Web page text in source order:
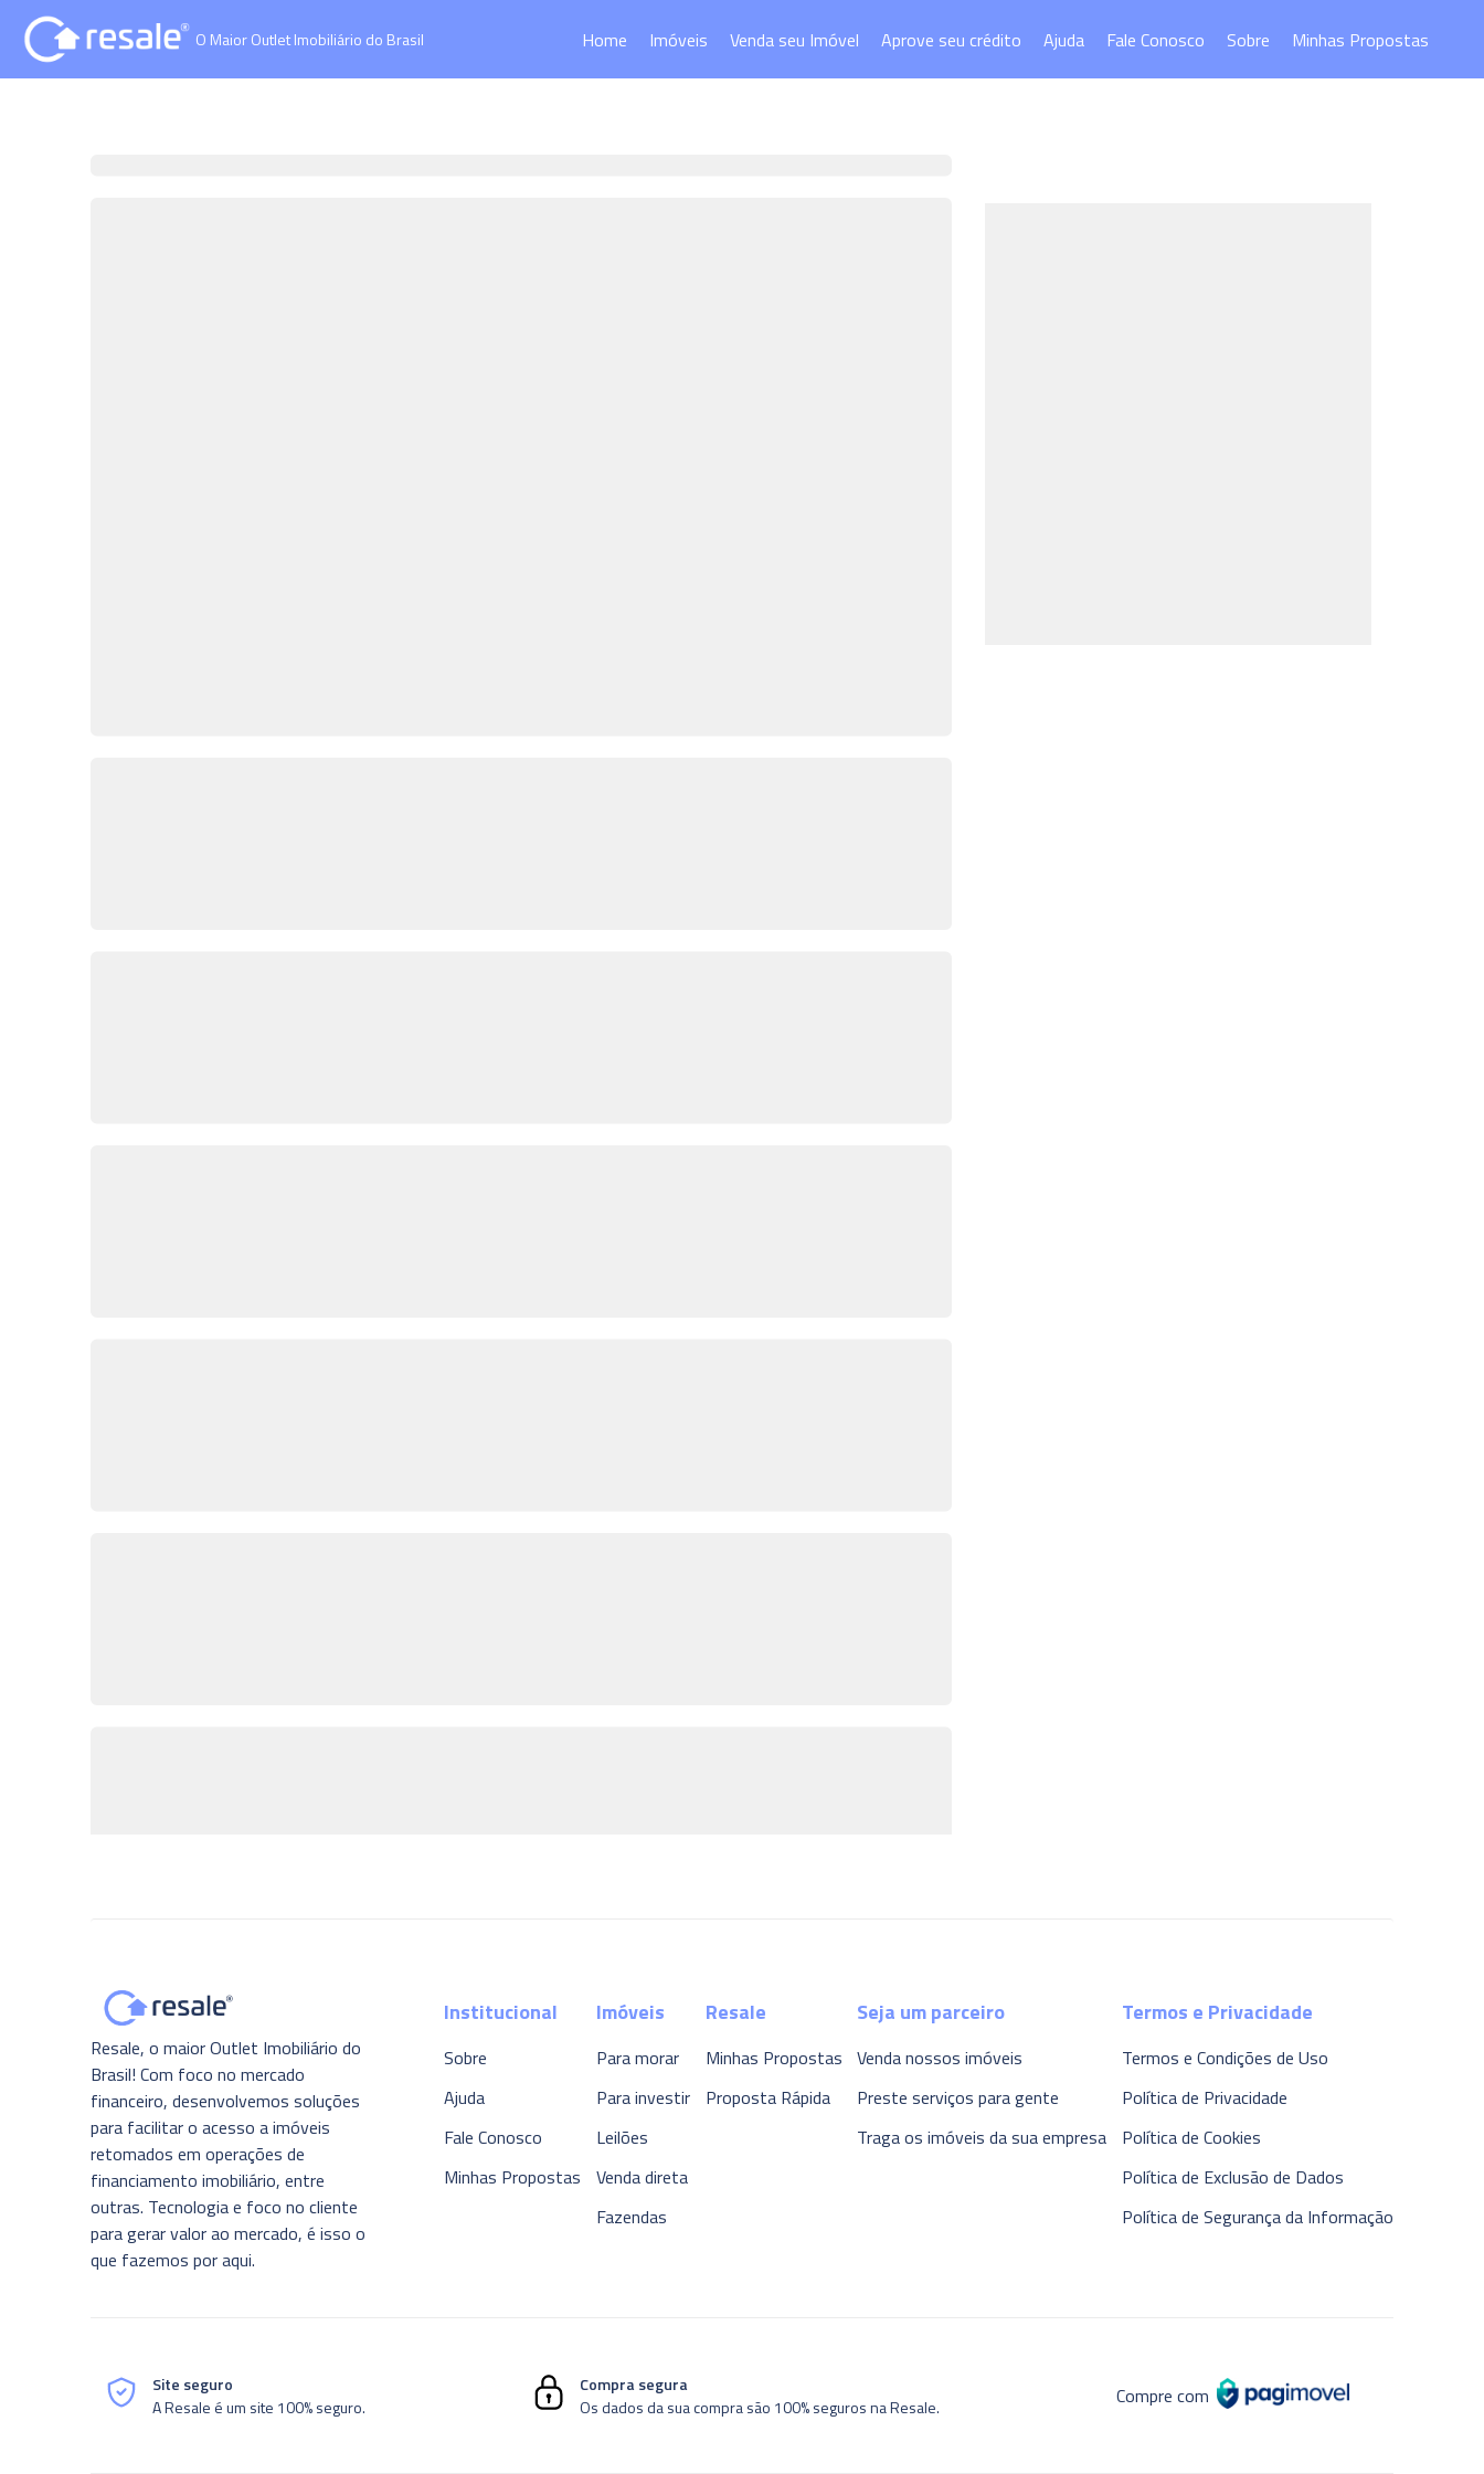
O Maior Outlet Imobiliário do Brasil Home Imóveis Venda seu Imóvel Aprove seu crédito Ajuda Fale Conosco Sobre Minhas Propostas
Resale, o maior Outlet Imobiliário do
Brasil! Com foco no mercado
financeiro, desenvolvemos soluções
para facilitar o acesso a imóveis
retomados em operações de
financiamento imobiliário, entre
outras. Tecnologia e foco no cliente
para gerar valor ao mercado, é isso o
que fazemos por aqui.
Institucional
Sobre
Ajuda
Fale Conosco
Minhas Propostas
Imóveis
Para morar
Para investir
Leilões
Venda direta
Fazendas
Resale
Minhas Propostas
Proposta Rápida
Seja um parceiro
Venda nossos imóveis
Preste serviços para gente
Traga os imóveis da sua empresa
Termos e Privacidade
Termos e Condições de Uso
Política de Privacidade
Política de Cookies
Política de Exclusão de Dados
Política de Segurança da Informação
Site seguro
A Resale é um site 100% seguro.
Compra segura
Os dados da sua compra são 100% seguros na Resale.
Compre com